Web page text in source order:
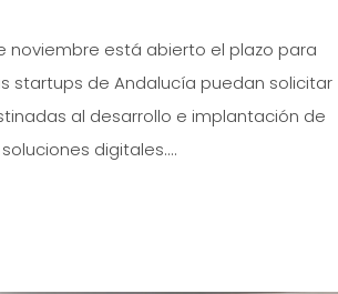
noviembre está abierto el plazo para
startups de Andalucía puedan solicitar
al desarrollo e implantación de
soluciones digitales....